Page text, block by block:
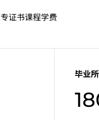
证书课程学费
毕业